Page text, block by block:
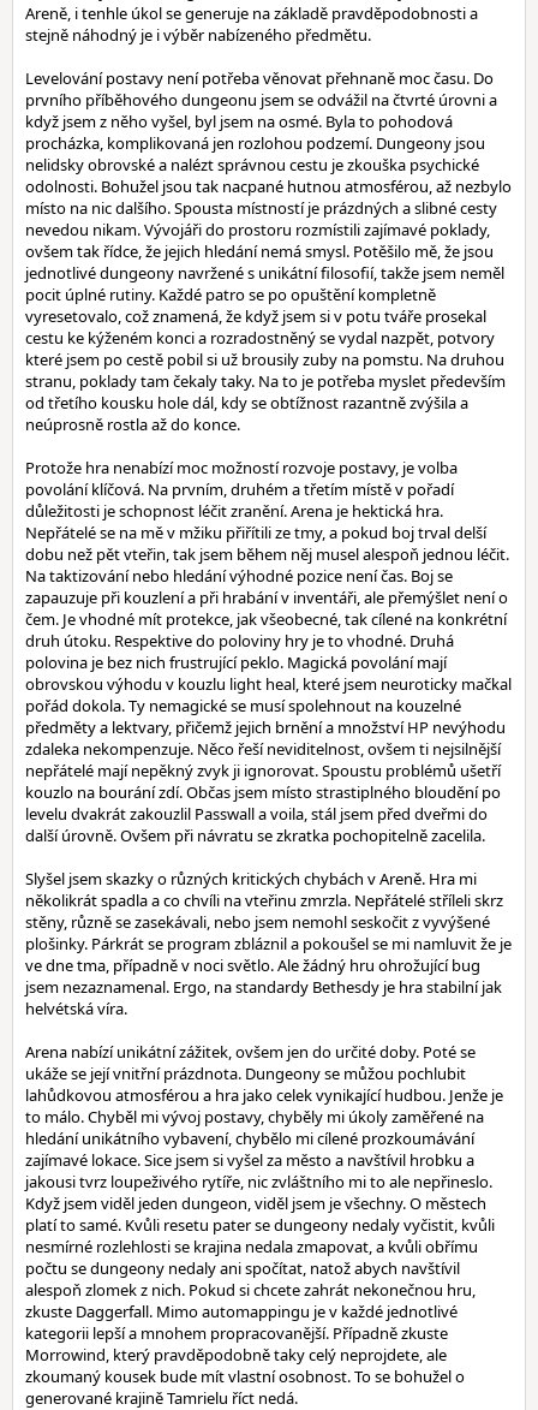
Areně, i tenhle úkol se generuje na základě pravděpodobnosti a
stejně náhodný je i výběr nabízeného předmětu.
Levelování postavy není potřeba věnovat přehnaně moc času. Do
prvního příběhového dungeonu jsem se odvážil na čtvrté úrovni a
když jsem z něho vyšel, byl jsem na osmé. Byla to pohodová
procházka, komplikovaná jen rozlohou podzemí. Dungeony jsou
nelidsky obrovské a nalézt správnou cestu je zkouška psychické
odolnosti. Bohužel jsou tak nacpané hutnou atmosférou, až nezbylo
místo na nic dalšího. Spousta místností je prázdných a slibné cesty
nevedou nikam. Vývojáři do prostoru rozmístili zajímavé poklady,
ovšem tak řídce, že jejich hledání nemá smysl. Potěšilo mě, že jsou
jednotlivé dungeony navržené s unikátní filosofií, takže jsem neměl
pocit úplné rutiny. Každé patro se po opuštění kompletně
vyresetovalo, což znamená, že když jsem si v potu tváře prosekal
cestu ke kýženém konci a rozradostněný se vydal nazpět, potvory
které jsem po cestě pobil si už brousily zuby na pomstu. Na druhou
stranu, poklady tam čekaly taky. Na to je potřeba myslet především
od třetího kousku hole dál, kdy se obtížnost razantně zvýšila a
neúprosně rostla až do konce.
Protože hra nenabízí moc možností rozvoje postavy, je volba
povolání klíčová. Na prvním, druhém a třetím místě v pořadí
důležitosti je schopnost léčit zranění. Arena je hektická hra.
Nepřátelé se na mě v mžiku přiřítili ze tmy, a pokud boj trval delší
dobu než pět vteřin, tak jsem během něj musel alespoň jednou léčit.
Na taktizování nebo hledání výhodné pozice není čas. Boj se
zapauzuje při kouzlení a při hrabání v inventáři, ale přemýšlet není o
čem. Je vhodné mít protekce, jak všeobecné, tak cílené na konkrétní
druh útoku. Respektive do poloviny hry je to vhodné. Druhá
polovina je bez nich frustrující peklo. Magická povolání mají
obrovskou výhodu v kouzlu light heal, které jsem neuroticky mačkal
pořád dokola. Ty nemagické se musí spolehnout na kouzelné
předměty a lektvary, přičemž jejich brnění a množství HP nevýhodu
zdaleka nekompenzuje. Něco řeší neviditelnost, ovšem ti nejsilnější
nepřátelé mají nepěkný zvyk ji ignorovat. Spoustu problémů ušetří
kouzlo na bourání zdí. Občas jsem místo strastiplného bloudění po
levelu dvakrát zakouzlil Passwall a voila, stál jsem před dveřmi do
další úrovně. Ovšem při návratu se zkratka pochopitelně zacelila.
Slyšel jsem skazky o různých kritických chybách v Areně. Hra mi
několikrát spadla a co chvíli na vteřinu zmrzla. Nepřátelé stříleli skrz
stěny, různě se zasekávali, nebo jsem nemohl seskočit z vyvýšené
plošinky. Párkrát se program zbláznil a pokoušel se mi namluvit že je
ve dne tma, případně v noci světlo. Ale žádný hru ohrožující bug
jsem nezaznamenal. Ergo, na standardy Bethesdy je hra stabilní jak
helvétská víra.
Arena nabízí unikátní zážitek, ovšem jen do určité doby. Poté se
ukáže se její vnitřní prázdnota. Dungeony se můžou pochlubit
lahůdkovou atmosférou a hra jako celek vynikající hudbou. Jenže je
to málo. Chyběl mi vývoj postavy, chyběly mi úkoly zaměřené na
hledání unikátního vybavení, chybělo mi cílené prozkoumávání
zajímavé lokace. Sice jsem si vyšel za město a navštívil hrobku a
jakousi tvrz loupeživého rytíře, nic zvláštního mi to ale nepřineslo.
Když jsem viděl jeden dungeon, viděl jsem je všechny. O městech
platí to samé. Kvůli resetu pater se dungeony nedaly vyčistit, kvůli
nesmírné rozlehlosti se krajina nedala zmapovat, a kvůli obřímu
počtu se dungeony nedaly ani spočítat, natož abych navštívil
alespoň zlomek z nich. Pokud si chcete zahrát nekonečnou hru,
zkuste Daggerfall. Mimo automappingu je v každé jednotlivé
kategorii lepší a mnohem propracovanější. Případně zkuste
Morrowind, který pravděpodobně taky celý neprojdete, ale
zkoumaný kousek bude mít vlastní osobnost. To se bohužel o
generované krajině Tamrielu říct nedá.